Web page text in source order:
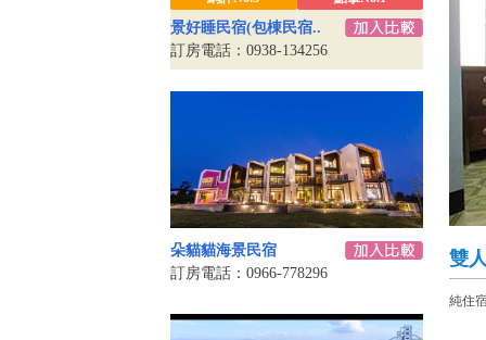
景好睡民宿(包棟民宿..
訂房電話：0938-134256
朵貓貓海景民宿
訂房電話：0966-778296
雙
純住